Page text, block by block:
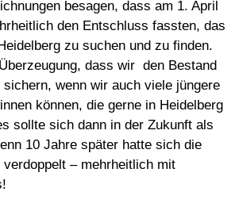
besagen, dass am 1. April
den Entschluss fassten, das
zu suchen und zu finden.
dass wir den Bestand
wenn wir auch viele jüngere
können, die gerne in Heidelberg
sollte sich dann in der Zukunft als
10 Jahre später hatte sich die
– mehrheitlich mit